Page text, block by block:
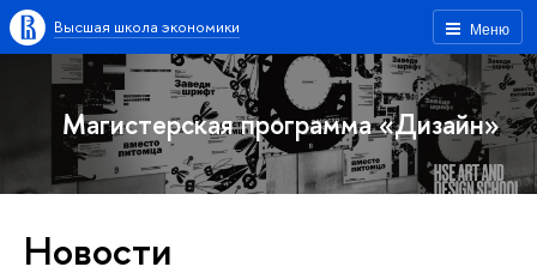
Меню
Высшая школа экономики
Магистерская программа «Дизайн»
Новости